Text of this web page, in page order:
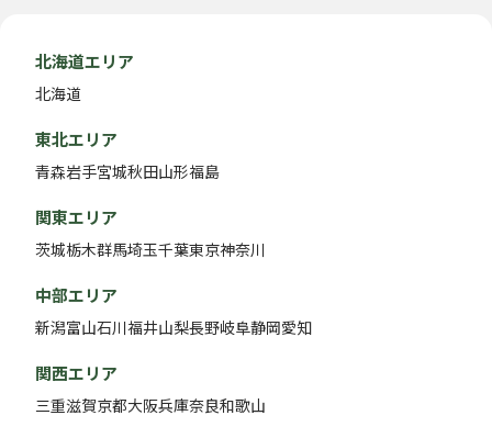
北海道エリア
北海道
東北エリア
青森岩手宮城秋田山形福島
関東エリア
茨城栃木群馬埼玉千葉東京神奈川
中部エリア
新潟富山石川福井山梨長野岐阜静岡愛知
関西エリア
三重滋賀京都大阪兵庫奈良和歌山